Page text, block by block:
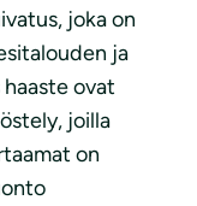
joka on
ja
ovat
joilla
on